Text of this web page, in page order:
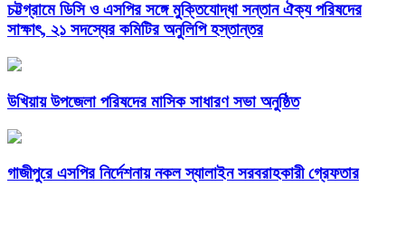
চট্টগ্রামে ডিসি ও এসপির সঙ্গে মুক্তিযোদ্ধা সন্তান ঐক্য পরিষদের
সাক্ষাৎ, ২১ সদস্যের কমিটির অনুলিপি হস্তান্তর
উখিয়ায় উপজেলা পরিষদের মাসিক সাধারণ সভা অনুষ্ঠিত
গাজীপুরে এসপির নির্দেশনায় নকল স্যালাইন সরবরাহকারী গ্রেফতার